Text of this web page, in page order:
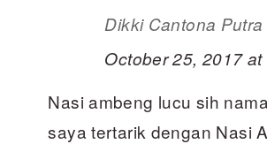
Dikki Cantona Putra
October 25, 2017
Nasi ambeng lucu sih
saya tertarik dengan Nasi